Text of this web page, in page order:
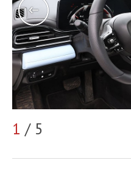
1 / 5